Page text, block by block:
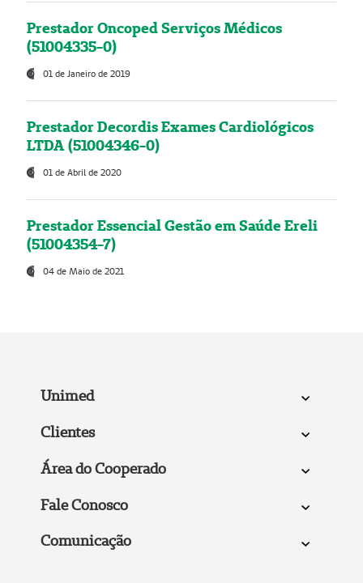
Prestador Oncoped Serviços Médicos
(51004335-0)
01 de Janeiro de 2019
Prestador Decordis Exames Cardiológicos
LTDA (51004346-0)
01 de Abril de 2020
Prestador Essencial Gestão em Saúde Ereli
(51004354-7)
04 de Maio de 2021
Unimed
Clientes
Área do Cooperado
Fale Conosco
Comunicação